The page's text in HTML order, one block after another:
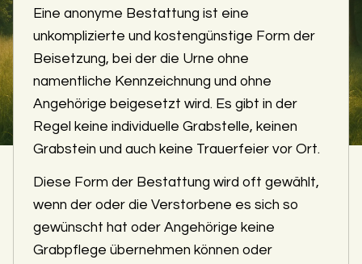
Eine anonyme Bestattung ist eine
unkomplizierte und kostengünstige Form der
Beisetzung, bei der die Urne ohne
namentliche Kennzeichnung und ohne
Angehörige beigesetzt wird. Es gibt in der
Regel keine individuelle Grabstelle, keinen
Grabstein und auch keine Trauerfeier vor Ort.
Diese Form der Bestattung wird oft gewählt,
wenn der oder die Verstorbene es sich so
gewünscht hat oder Angehörige keine
Grabpflege übernehmen können oder